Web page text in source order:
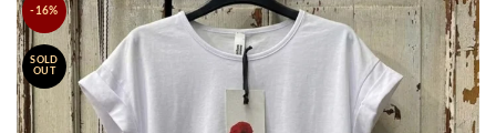
-16%
SOLD
OUT